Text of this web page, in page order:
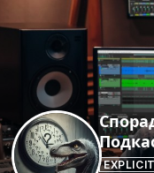
EXPLICIT